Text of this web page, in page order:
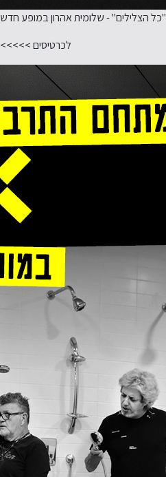
"כל הצלילים" - שלומית אהרון במופע חדש
לכרטיסים >>>>>